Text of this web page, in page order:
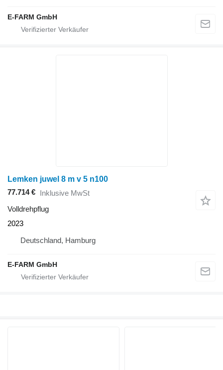
E-FARM GmbH
Lemken juwel 8 m v 5 n100
77.714 € Inklusive MwSt
Volldrehpflug
2023
Deutschland, Hamburg
E-FARM GmbH